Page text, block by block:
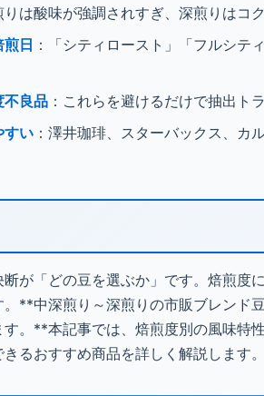
りは酸味が強調されすぎ、深煎りはコ
日 ：「シティロースト」「フルシテ
不良品 ：これらを避けるだけで抽出ト
すい ：澤井珈琲、スターバックス、カ
が「どの豆を選ぶか」です。焙煎度
**中深煎り～深煎りの市販ブレンド
。**本記事では、焙煎度別の風味特
るおすすめ商品を詳しく解説します。